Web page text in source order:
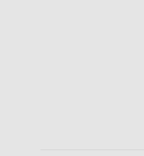
Geräte anhand von aktiv